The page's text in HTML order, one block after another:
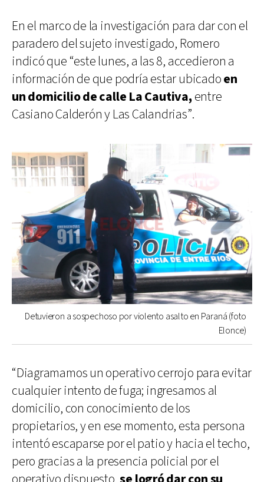
En el marco de la investigación para dar con el
paradero del sujeto investigado, Romero
indicó que “este lunes, a las 8, accedieron a
información de que podría estar ubicadoen
un domicilio de calle La Cautiva,entre
Casiano Calderón y Las Calandrias”.
Detuvieron a sospechoso por violento asalto en Paraná (foto
Elonce)
“Diagramamos un operativo cerrojo para evitar
cualquier intento de fuga; ingresamos al
domicilio, con conocimiento de los
propietarios, y en ese momento, esta persona
intentó escaparse por el patio y hacia el techo,
pero gracias a la presencia policial por el